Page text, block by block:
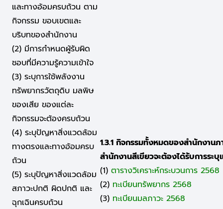
และทางอ้อมครบถ้วน ตาม
กิจกรรม ขอบเขตและ
บริบทของสำนักงาน
(2) มีการกำหนดผู้รับผิด
ชอบที่มีความรู้ความเข้าใจ
(3) ระบุการใช้พลังงาน
ทรัพยากรวัตถุดิบ มลพิษ
ของเสีย ของแต่ละ
กิจกรรมจะต้องครบถ้วน
(4) ระบุปัญหาสิ่งแวดล้อม
ทางตรงและทางอ้อมครบ
ถ้วน
(5) ระบุปัญหาสิ่งแวดล้อม
สภาวะปกติ ผิดปกติ และ
ฉุกเฉินครบถ้วน
1.3.1 กิจกรรมทั้งหมดของสำนักงาน
สำนักงานสีเขียวจะต้องได้รับการร
(1) ตารางวิเคราะห์กระบวนการ 2568
(2) ทะเบียนทรัพยากร 2568
(3) ทะเบียนมลภาวะ 2568